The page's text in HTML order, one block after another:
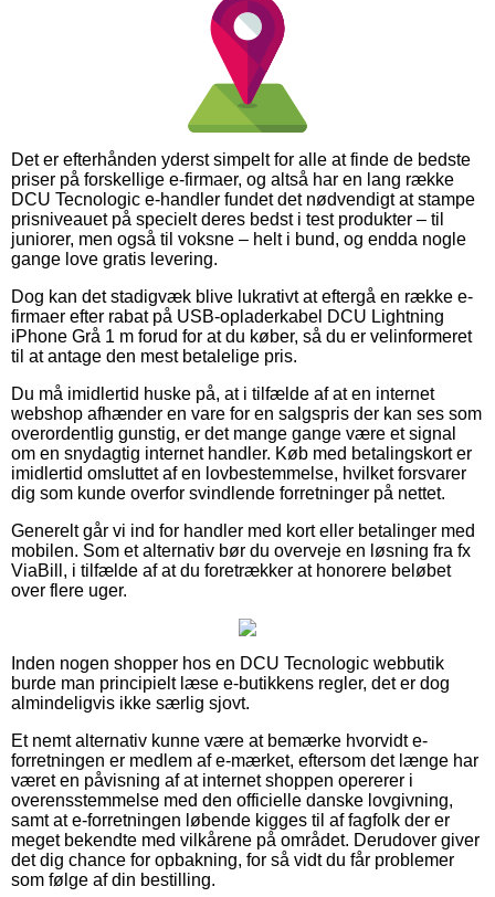
Det er efterhånden yderst simpelt for alle at finde de bedste
priser på forskellige e-firmaer, og altså har en lang række
DCU Tecnologic e-handler fundet det nødvendigt at stampe
prisniveauet på specielt deres bedst i test produkter – til
juniorer, men også til voksne – helt i bund, og endda nogle
gange love gratis levering.
Dog kan det stadigvæk blive lukrativt at eftergå en række e-
firmaer efter rabat på USB-opladerkabel DCU Lightning
iPhone Grå 1 m forud for at du køber, så du er velinformeret
til at antage den mest betalelige pris.
Du må imidlertid huske på, at i tilfælde af at en internet
webshop afhænder en vare for en salgspris der kan ses som
overordentlig gunstig, er det mange gange være et signal
om en snydagtig internet handler. Køb med betalingskort er
imidlertid omsluttet af en lovbestemmelse, hvilket forsvarer
dig som kunde overfor svindlende forretninger på nettet.
Generelt går vi ind for handler med kort eller betalinger med
mobilen. Som et alternativ bør du overveje en løsning fra fx
ViaBill, i tilfælde af at du foretrækker at honorere beløbet
over flere uger.
Inden nogen shopper hos en DCU Tecnologic webbutik
burde man principielt læse e-butikkens regler, det er dog
almindeligvis ikke særlig sjovt.
Et nemt alternativ kunne være at bemærke hvorvidt e-
forretningen er medlem af e-mærket, eftersom det længe har
været en påvisning af at internet shoppen opererer i
overensstemmelse med den officielle danske lovgivning,
samt at e-forretningen løbende kigges til af fagfolk der er
meget bekendte med vilkårene på området. Derudover giver
det dig chance for opbakning, for så vidt du får problemer
som følge af din bestilling.